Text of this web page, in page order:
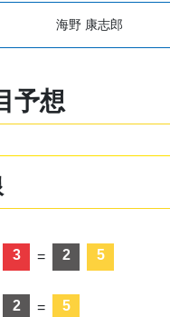
海野 康志郎
予想
3 = 2 5
2 = 5